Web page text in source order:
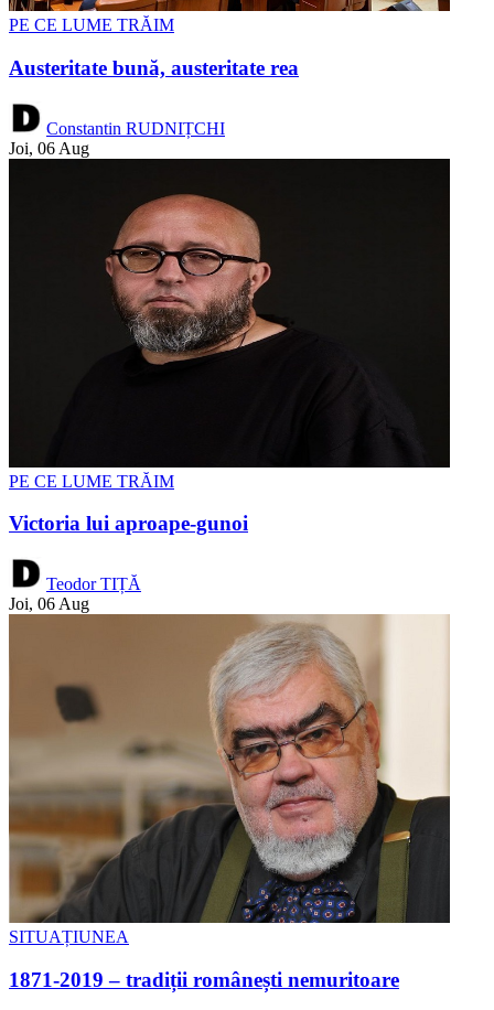
PE CE LUME TRĂIM
Austeritate bună, austeritate rea
Constantin RUDNIȚCHI
Joi, 06 Aug
PE CE LUME TRĂIM
Victoria lui aproape-gunoi
Teodor TIȚĂ
Joi, 06 Aug
SITUAȚIUNEA
1871-2019 – tradiții românești nemuritoare